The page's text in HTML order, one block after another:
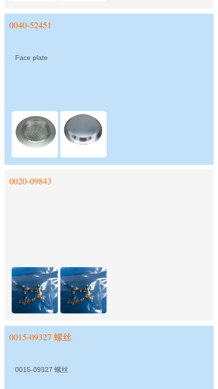
0040-52451
Face plate
0020-09843
0015-09327 螺丝
0015-09327 螺丝